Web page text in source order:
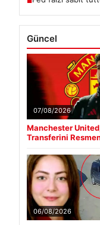
Muğla Yatağan’da
Altında
Fed faizi sabit
Güncel
07/08/2026
Manchester United,
Transferini